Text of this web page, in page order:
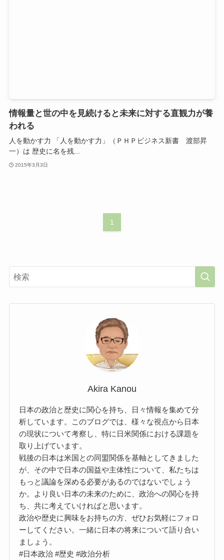
情報量と世の中を見続けると未来に対する直観力が養
われる
人を動かす力 「人を動かす力」（ＰＨＰビジネス新書 渡部昇
一）は 歴史に名を残...
2015年3月3日
1
Akira Kanou
日本の政治と歴史に関心を持ち、日々情報を集めて分
析しています。このブログでは、様々な視点から日本
の現状について考察し、特に日米関係における課題を
取り上げています。
戦後の日本は米国との同盟関係を基軸としてきました
が、その中で日本の国益や主体性について、私たちは
もっと議論を深める必要があるのではないでしょう
か。より良い日本の未来のために、政治への関心を持
ち、共に考えていければと思います。
政治や歴史に興味をお持ちの方、ぜひお気軽にフォロ
ーしてください。一緒に日本の将来について語り合い
ましょう。
#日本政治 #歴史 #政治分析